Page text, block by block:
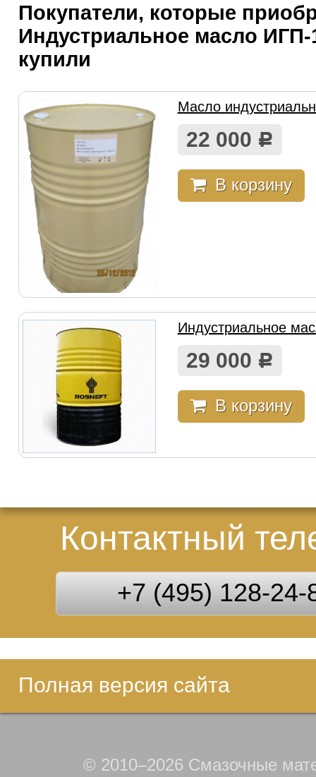
Покупатели, которые
Индустриальное масло ИГП-
купили
Масло
22 000 Р
В корзину
Индустриальное
29 000 Р
В корзину
Контактный
+7 (495) 128-24-
Полная версия сайта
© 2010–2026 Смазочные